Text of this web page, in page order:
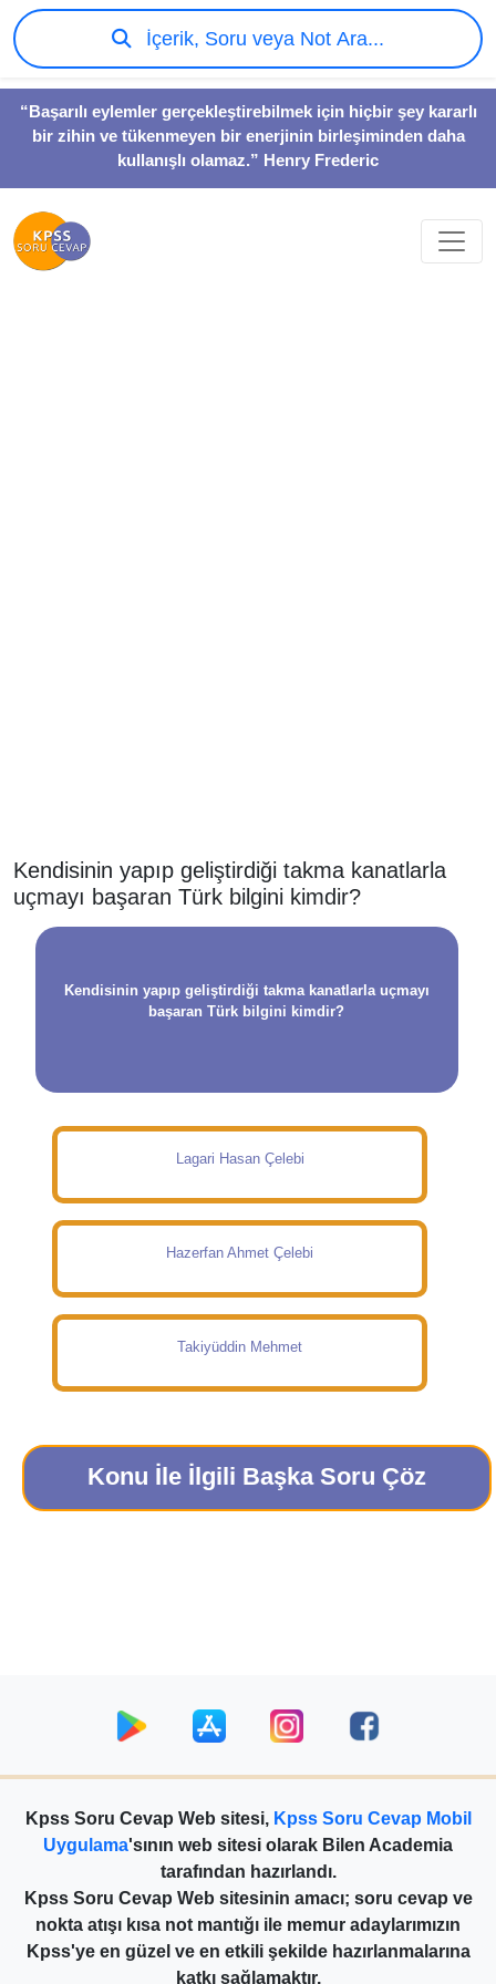
“Başarılı eylemler gerçekleştirebilmek için hiçbir şey kararlı
bir zihin ve tükenmeyen bir enerjinin birleşiminden daha
kullanışlı olamaz.” Henry Frederic
İçerik, Soru veya Not Ara...
Kendisinin yapıp geliştirdiği takma kanatlarla
uçmayı başaran Türk bilgini kimdir?
Kendisinin yapıp geliştirdiği takma kanatlarla uçmayı
başaran Türk bilgini kimdir?
Lagari Hasan Çelebi
Hazerfan Ahmet Çelebi
Takiyüddin Mehmet
Konu İle İlgili Başka Soru Çöz
Kpss Soru Cevap Web sitesi, Kpss Soru Cevap Mobil
Uygulama'sının web sitesi olarak Bilen Academia
tarafından hazırlandı.
Kpss Soru Cevap Web sitesinin amacı; soru cevap ve
nokta atışı kısa not mantığı ile memur adaylarımızın
Kpss'ye en güzel ve en etkili şekilde hazırlanmalarına
katkı sağlamaktır.